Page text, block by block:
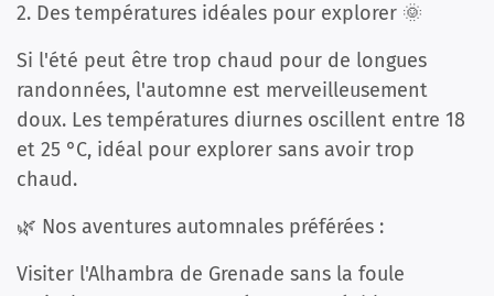
2. Des températures idéales pour explorer 🌞
Si l'été peut être trop chaud pour de longues
randonnées, l'automne est merveilleusement
doux. Les températures diurnes oscillent entre 18
et 25 °C, idéal pour explorer sans avoir trop
chaud.
🌿 Nos aventures automnales préférées :
Visiter l'Alhambra de Grenade sans la foule